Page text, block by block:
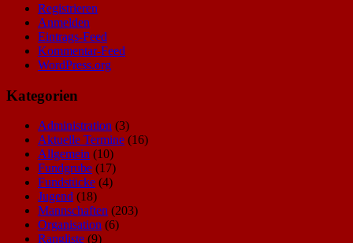
Registrieren
Anmelden
Eintrags-Feed
Kommentar-Feed
WordPress.org
Kategorien
Administration (3)
Aktuelle Termine (16)
Allgemein (10)
Fundgrube (17)
Fundstücke (4)
Jugend (18)
Mannschaften (203)
Organisation (6)
Rangliste (9)